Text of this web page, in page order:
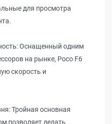
для просмотра
Оснащенный одним
на рынке, Poco F6
скорость и
Тройная основная
позволяет делать